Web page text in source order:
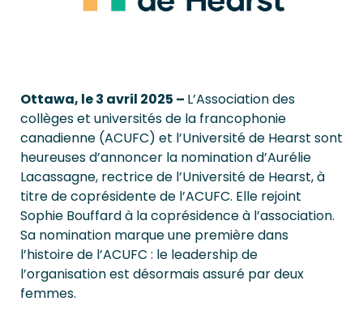
Ottawa, le 3 avril 2025 – L’Association des
collèges et universités de la francophonie
canadienne (ACUFC) et l’Université de Hearst sont
heureuses d’annoncer la nomination d’Aurélie
Lacassagne, rectrice de l’Université de Hearst, à
titre de coprésidente de l’ACUFC. Elle rejoint
Sophie Bouffard à la coprésidence à l’association.
Sa nomination marque une première dans
l’histoire de l’ACUFC : le leadership de
l’organisation est désormais assuré par deux
femmes.